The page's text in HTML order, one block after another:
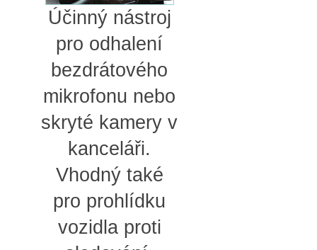
Účinný nástroj
pro odhalení
bezdrátového
mikrofonu nebo
skryté kamery v
kanceláři.
Vhodný také
pro prohlídku
vozidla proti